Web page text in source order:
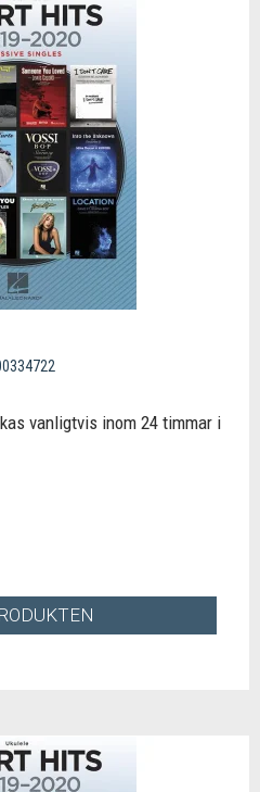
vanligtvis inom 24 timmar i